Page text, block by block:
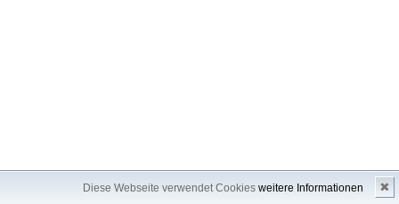
Diese Webseite verwendet Cookies weitere Informationen ✖